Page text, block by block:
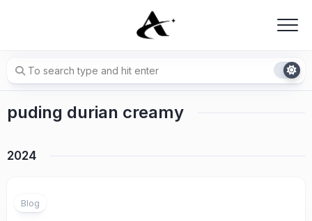
puding durian creamy
2024
Blog